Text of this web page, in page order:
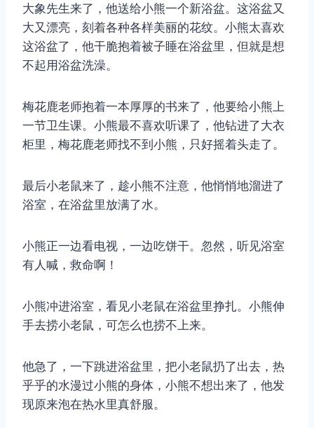
大象先生来了，他送给小熊一个新浴盆。这浴盆又
大又漂亮，刻着各种各样美丽的花纹。小熊太喜欢
这浴盆了，他干脆抱着被子睡在浴盆里，但就是想
不起用浴盆洗澡。
梅花鹿老师抱着一本厚厚的书来了，他要给小熊上
一节卫生课。小熊最不喜欢听课了，他钻进了大衣
柜里，梅花鹿老师找不到小熊，只好摇着头走了。
最后小老鼠来了，趁小熊不注意，他悄悄地溜进了
浴室，在浴盆里放满了水。
小熊正一边看电视，一边吃饼干。忽然，听见浴室
有人喊，救命啊！
小熊冲进浴室，看见小老鼠在浴盆里挣扎。小熊伸
手去捞小老鼠，可怎么也捞不上来。
他急了，一下跳进浴盆里，把小老鼠扔了出去，热
乎乎的水漫过小熊的身体，小熊不想出来了，他发
现原来泡在热水里真舒服。